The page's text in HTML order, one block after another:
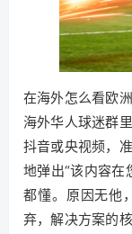
在海外怎么看欧
海外华人球迷群
抖音或央视频，
地弹出“该内容在
都懂。原因无他
弃，解决方案的